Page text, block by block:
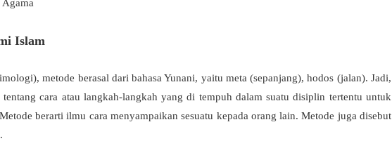
Islam
metode berasal dari bahasa Yunani, yaitu meta (sepanjang), hodos (jalan). Jadi,
cara atau langkah-langkah yang di tempuh dalam suatu disiplin tertentu untuk
berarti ilmu cara menyampaikan sesuatu kepada orang lain. Metode juga disebut